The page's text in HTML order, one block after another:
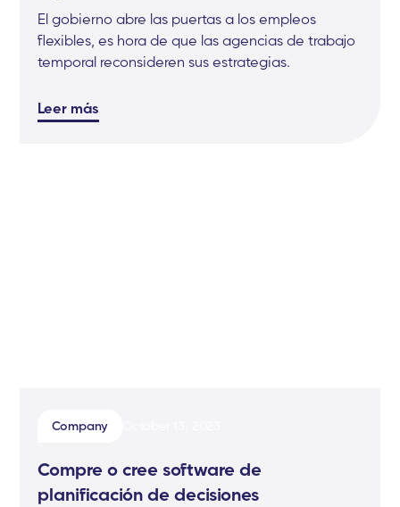
El gobierno abre las puertas a los empleos
flexibles, es hora de que las agencias de trabajo
temporal reconsideren sus estrategias.
Leer más
Company
Compre o cree software de
planificación de decisiones